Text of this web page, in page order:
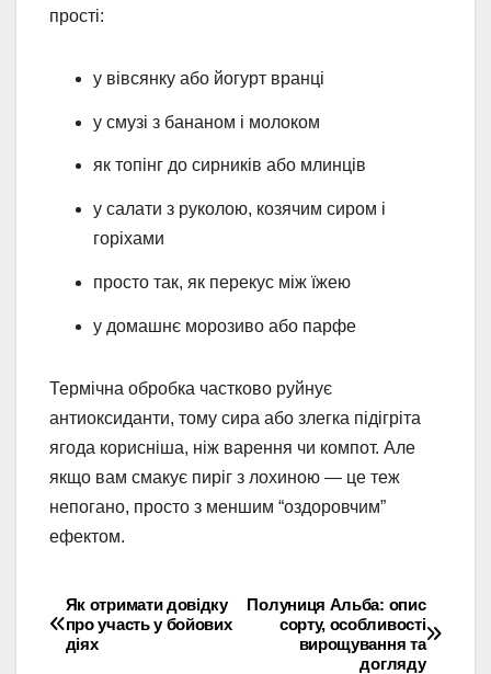
прості:
у вівсянку або йогурт вранці
у смузі з бананом і молоком
як топінг до сирників або млинців
у салати з руколою, козячим сиром і
горіхами
просто так, як перекус між їжею
у домашнє морозиво або парфе
Термічна обробка частково руйнує
антиоксиданти, тому сира або злегка підігріта
ягода корисніша, ніж варення чи компот. Але
якщо вам смакує пиріг з лохиною — це теж
непогано, просто з меншим “оздоровчим”
ефектом.
Навігація
записів
Полуниця Альба: опис
сорту, особливості
вирощування та
догляду
Як отримати довідку
про участь у бойових
діях